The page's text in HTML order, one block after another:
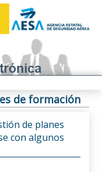
de formación
de planes
con algunos